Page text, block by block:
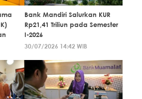
Bank Mandiri Salurkan KUR
Rp21,41 Triliun pada Semester
I-2026
30/07/2026 14:42 WIB